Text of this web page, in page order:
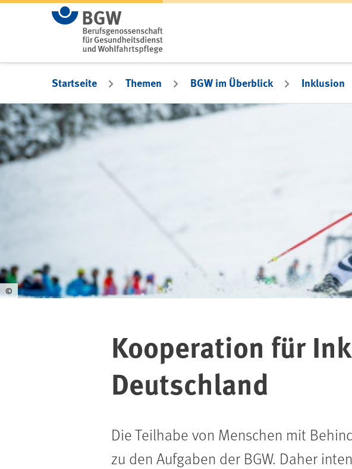
Zum Hauptinhalt springen
Startseite Themen BGW im Überblick Inklusion
©
Kooperation für
Deutschland
Die Teilhabe von Menschen mit
zu den Aufgaben der BGW. Daher